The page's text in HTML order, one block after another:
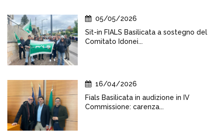
05/05/2026
Sit-in FIALS Basilicata a sostegno del
Comitato Idonei...
16/04/2026
Fials Basilicata in audizione in IV
Commissione: carenza...